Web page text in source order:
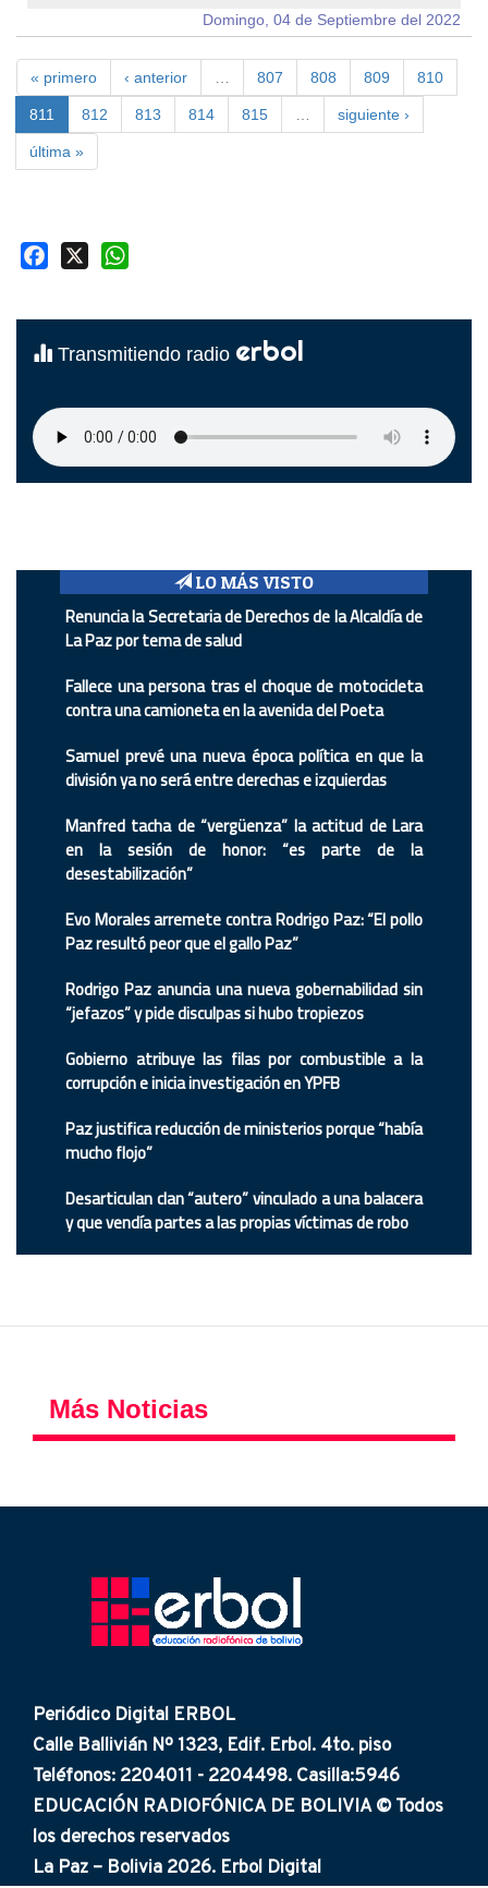
Domingo, 04 de Septiembre del 2022
« primero ‹ anterior 807 808 809 810
811 812 813 814 815 siguiente ›
última »
Facebook
Transmitiendo radio erbol
LO MÁS VISTO
Renuncia la Secretaria de Derechos de la Alcaldía de
La Paz por tema de salud
Fallece una persona tras el choque de motocicleta
contra una camioneta en la avenida del Poeta
Samuel prevé una nueva época política en que la
división ya no será entre derechas e izquierdas
Manfred tacha de “vergüenza” la actitud de Lara
en la sesión de honor: “es parte de la
desestabilización”
Evo Morales arremete contra Rodrigo Paz: “El pollo
Paz resultó peor que el gallo Paz”
Rodrigo Paz anuncia una nueva gobernabilidad sin
“jefazos” y pide disculpas si hubo tropiezos
Gobierno atribuye las filas por combustible a la
corrupción e inicia investigación en YPFB
Paz justifica reducción de ministerios porque “había
mucho flojo”
Desarticulan clan “autero” vinculado a una balacera
y que vendía partes a las propias víctimas de robo
Más Noticias
Periódico Digital ERBOL
Calle Ballivián Nº 1323, Edif. Erbol. 4to. piso
Teléfonos: 2204011 - 2204498. Casilla:5946
EDUCACIÓN RADIOFÓNICA DE BOLIVIA © Todos
los derechos reservados
La Paz – Bolivia 2026. Erbol Digital